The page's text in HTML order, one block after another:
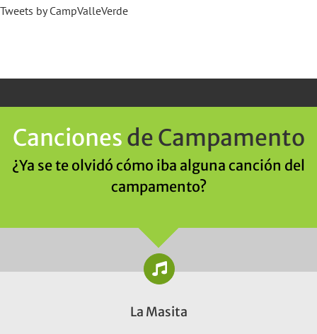
Tweets by CampValleVerde
Canciones de Campamento
¿Ya se te olvidó cómo iba alguna canción del
campamento?
La Masita